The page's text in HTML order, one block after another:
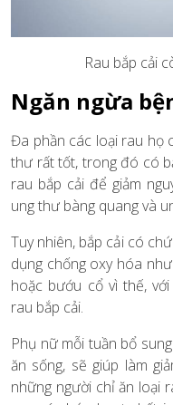
Rau bắp cải
Ngăn ngừa
Đa phần các loại rau họ
thư rất tốt, trong đó có
rau bắp cải để giảm
ung thư bàng quang và
Tuy nhiên, bắp cải có
dụng chống oxy hóa
hoặc bướu cổ vì thế,
rau bắp cải.
Phụ nữ mỗi tuần bổ
ăn sống, sẽ giúp làm
những người chỉ ăn loại